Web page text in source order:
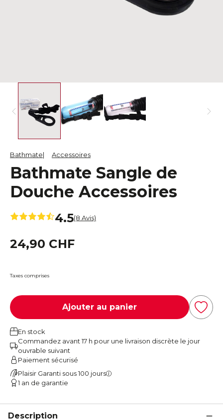
Bathmate Accessoires
Bathmate Sangle de
Douche Accessoires
4.5(8 Avis)
24,90 CHF
Taxes comprises
Ajouter au panier
En stock
Commandez avant 17 h pour une livraison discrète le jour
ouvrable suivant
Paiement sécurisé
Plaisir Garanti sous 100 jours
1 an de garantie
Description